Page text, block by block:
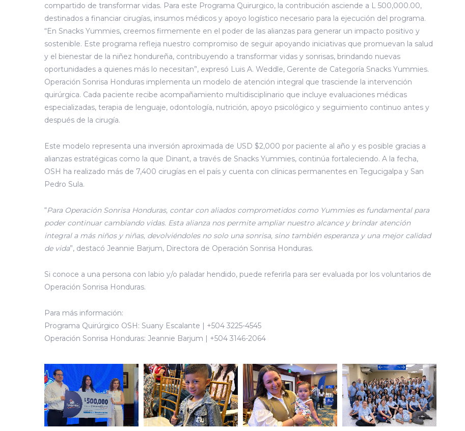
compartido de transformar vidas. Para este Programa Quirurgico, la contribución asciende a L 500,000.00,
destinados a financiar cirugías, insumos médicos y apoyo logístico necesario para la ejecución del programa.
“En Snacks Yummies, creemos firmemente en el poder de las alianzas para generar un impacto positivo y
sostenible. Este programa refleja nuestro compromiso de seguir apoyando iniciativas que promuevan la salud
y el bienestar de la niñez hondureña, contribuyendo a transformar vidas y sonrisas, brindando nuevas
oportunidades a quienes más lo necesitan”, expresó Luis A. Weddle, Gerente de Categoría Snacks Yummies.
Operación Sonrisa Honduras implementa un modelo de atención integral que trasciende la intervención
quirúrgica. Cada paciente recibe acompañamiento multidisciplinario que incluye evaluaciones médicas
especializadas, terapia de lenguaje, odontología, nutrición, apoyo psicológico y seguimiento continuo antes y
después de la cirugía.
Este modelo representa una inversión aproximada de USD $2,000 por paciente al año y es posible gracias a
alianzas estratégicas como la que Dinant, a través de Snacks Yummies, continúa fortaleciendo. A la fecha,
OSH ha realizado más de 7,400 cirugías en el país y cuenta con clínicas permanentes en Tegucigalpa y San
Pedro Sula.
“Para Operación Sonrisa Honduras, contar con aliados comprometidos como Yummies es fundamental para
poder continuar cambiando vidas. Esta alianza nos permite ampliar nuestro alcance y brindar atención
integral a más niños y niñas, devolviéndoles no solo una sonrisa, sino también esperanza y una mejor calidad
de vida”, destacó Jeannie Barjum, Directora de Operación Sonrisa Honduras.
Si conoce a una persona con labio y/o paladar hendido, puede referirla para ser evaluada por los voluntarios de
Operación Sonrisa Honduras.
Para más información:
Programa Quirúrgico OSH: Suany Escalante | +504 3225-4545
Operación Sonrisa Honduras: Jeannie Barjum | +504 3146-2064